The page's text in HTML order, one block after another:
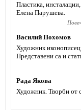
Пластика,
Елена Парушева.
Василий Похомов
Художник
Представени са и
Рада Якова
Художник. Творби от